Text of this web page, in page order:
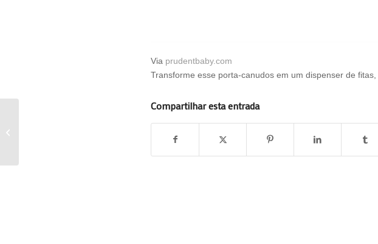
Via prudentbaby.com
Transforme esse porta-canudos em um dispenser de
Compartilhar esta entrada